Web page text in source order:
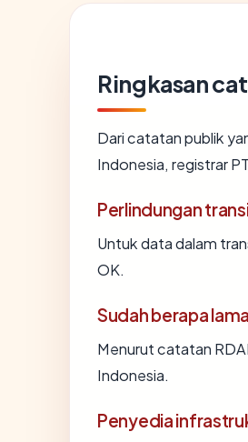
Ringkasan
Dari catatan publik
Indonesia, registrar
Perlindungan
Untuk data dalam
OK.
Sudah berapa
Menurut catatan
Indonesia.
Penyedia